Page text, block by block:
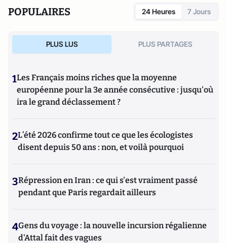
POPULAIRES 24 Heures 7 Jours
PLUS LUS PLUS PARTAGES
1Les Français moins riches que la moyenne
européenne pour la 3e année consécutive : jusqu'où
ira le grand déclassement ?
2L’été 2026 confirme tout ce que les écologistes
disent depuis 50 ans : non, et voilà pourquoi
3Répression en Iran : ce qui s'est vraiment passé
pendant que Paris regardait ailleurs
4Gens du voyage : la nouvelle incursion régalienne
d'Attal fait des vagues